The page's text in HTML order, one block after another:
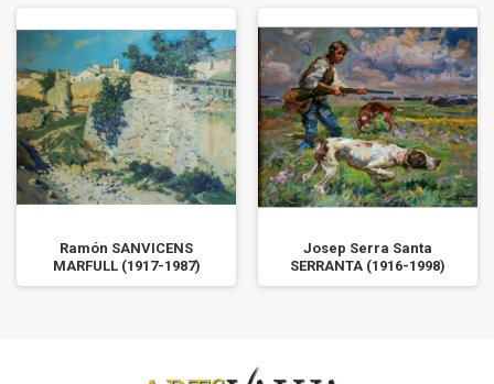
Ramón SANVICENS
MARFULL (1917-1987)
Josep Serra Santa
SERRANTA (1916-1998)